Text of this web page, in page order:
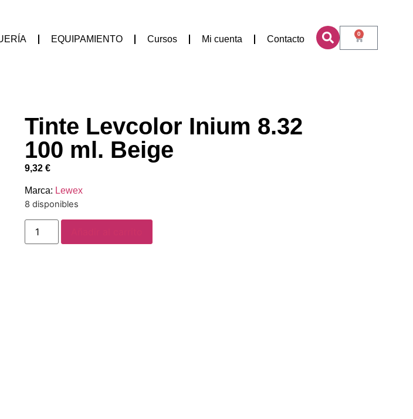
EQUIPAMIENTO Cursos Mi cuenta Contacto
0
Tinte Levcolor Inium 8.32
100 ml. Beige
9,32 €
Marca: Lewex
8 disponibles